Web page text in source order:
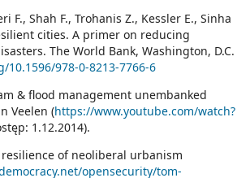
F., Shah F., Trohanis Z., Kessler E., Sinha
cities. A primer on reducing
The World Bank, Washington, D.C.
978-0-8213-7766-6
& flood management unembanked
Veelen (https://www.youtube.com/watch?
1.12.2014).
resilience of neoliberal urbanism
opensecurity/tom-